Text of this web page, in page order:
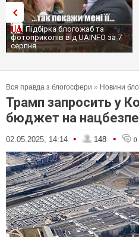
Підбірка блогожаб та
фотоприколів від UAINFO за 7
серпня
Вся правда з блогосфери » Новини
Трамп запросить у
бюджет на
02.05.2025, 14:14 • 148 • 0